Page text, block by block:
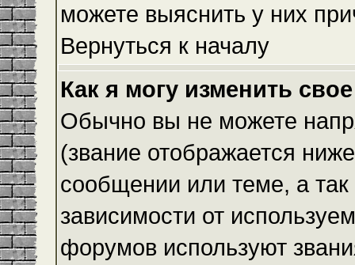
можете выяснить у них
Вернуться к началу
Как я могу изменить
Обычно вы не можете
(звание отображается
сообщении или теме, а
зависимости от
форумов используют